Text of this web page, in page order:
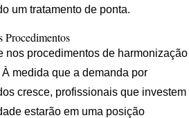
um tratamento de ponta.
Procedimentos
nos procedimentos de harmonização
medida que a demanda por
cresce, profissionais que investem
estarão em uma posição